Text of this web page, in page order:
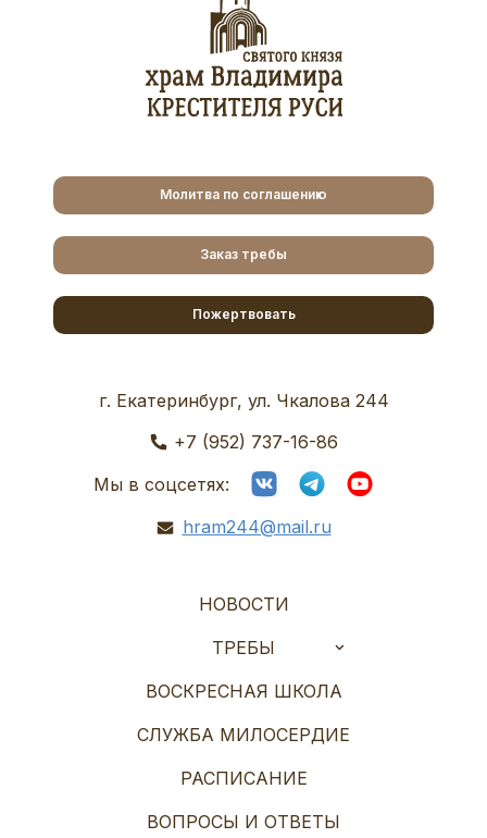
Молитва по соглашению
Заказ требы
Пожертвовать
г. Екатеринбург, ул. Чкалова 244
+7 (952) 737-16-86
Мы в соцсетях:
hram244@mail.ru
НОВОСТИ
ТРЕБЫ
ВОСКРЕСНАЯ ШКОЛА
СЛУЖБА МИЛОСЕРДИЕ
РАСПИСАНИЕ
ВОПРОСЫ И ОТВЕТЫ